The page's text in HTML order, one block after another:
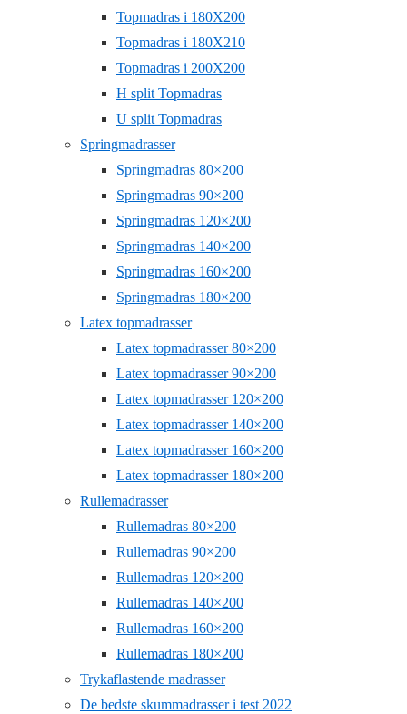
Topmadras i 180X200
Topmadras i 180X210
Topmadras i 200X200
H split Topmadras
U split Topmadras
Springmadrasser
Springmadras 80×200
Springmadras 90×200
Springmadras 120×200
Springmadras 140×200
Springmadras 160×200
Springmadras 180×200
Latex topmadrasser
Latex topmadrasser 80×200
Latex topmadrasser 90×200
Latex topmadrasser 120×200
Latex topmadrasser 140×200
Latex topmadrasser 160×200
Latex topmadrasser 180×200
Rullemadrasser
Rullemadras 80×200
Rullemadras 90×200
Rullemadras 120×200
Rullemadras 140×200
Rullemadras 160×200
Rullemadras 180×200
Trykaflastende madrasser
De bedste skummadrasser i test 2022